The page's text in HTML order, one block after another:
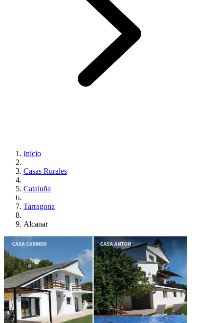
Inicio
Casas Rurales
Cataluña
Tarragona
Alcanar